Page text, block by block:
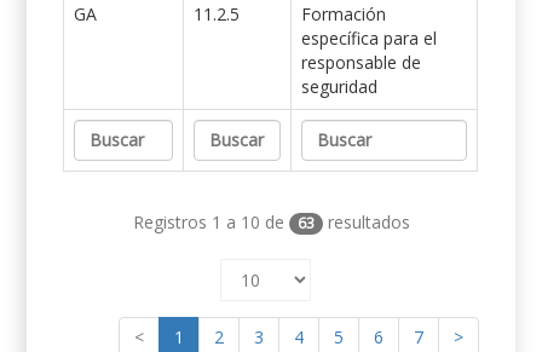
GA
11.2.5
Formación
específica para el
responsable de
seguridad
Registros 1 a 10 de 63 resultados
< 1 2 3 4 5 6 7 >